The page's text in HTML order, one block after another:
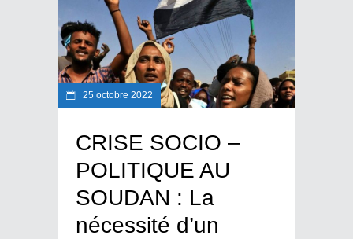
25 octobre 2022
CRISE SOCIO –
POLITIQUE AU
SOUDAN : La
nécessité d’un